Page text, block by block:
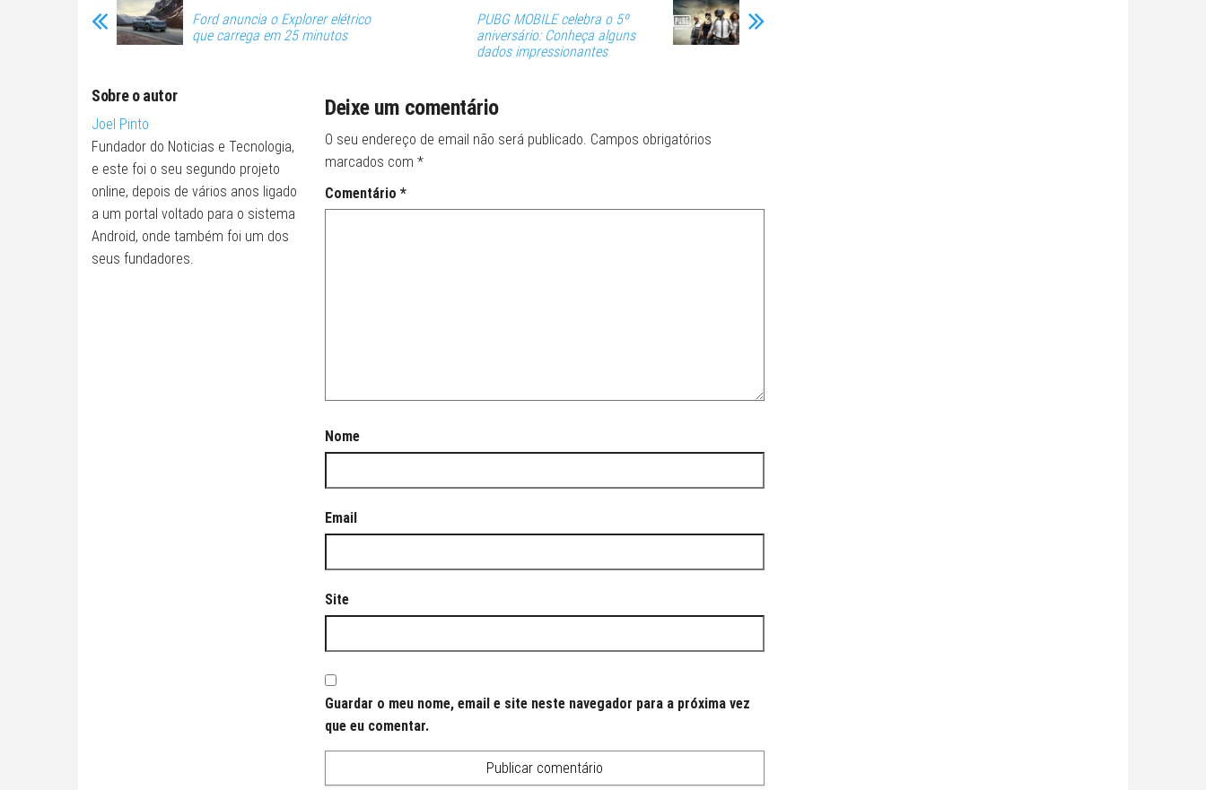
Ford anuncia o Explorer elétrico
que carrega em 25 minutos
PUBG MOBILE celebra o 5º
aniversário: Conheça alguns
dados impressionantes
Sobre o autor
Joel Pinto
Fundador do Noticias e Tecnologia,
e este foi o seu segundo projeto
online, depois de vários anos ligado
a um portal voltado para o sistema
Android, onde também foi um dos
seus fundadores.
Deixe um comentário
O seu endereço de email não será publicado. Campos obrigatórios
marcados com *
Comentário *
Nome
Email
Site
Guardar o meu nome, email e site neste navegador para a próxima vez
que eu comentar.